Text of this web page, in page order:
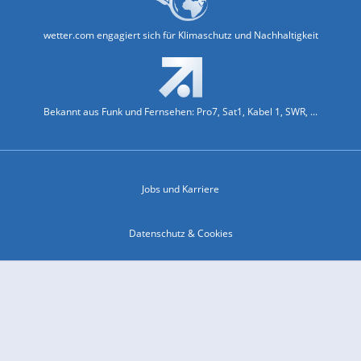
wetter.com engagiert sich für Klimaschutz und Nachhaltigkeit
Bekannt aus Funk und Fernsehen: Pro7, Sat1, Kabel 1, SWR, ...
Jobs und Karriere
Datenschutz & Cookies